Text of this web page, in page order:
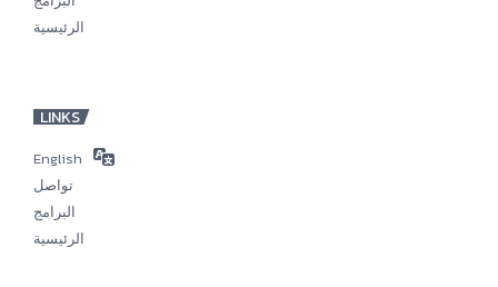
الرئيسية
LINKS
English
تواصل
البرامج
الرئيسية